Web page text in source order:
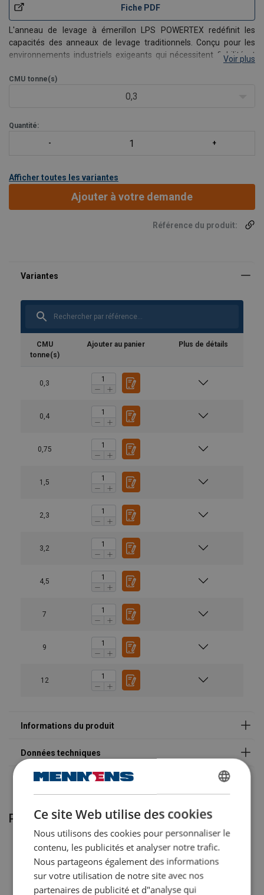
Fiche PDF
L'anneau de levage à émerillon LPS POWERTEX redéfinit les
capacités des anneaux de levage traditionnels. Conçu pour les
environnements industriels exigeants qui nécessitent fiabilité et
augmentation de 4,5 fois la Charge Maximal
Voir plus
CMU tonne(s)
0,3
Quantité:
Afficher toutes les variantes
Ajouter à votre demande
Référence du produit:
CMU
tonne(s)
Ajouter au panier Plus de détails
0,3
0,4
0,75
1,5
2,3
3,2
4,5
7
9
12
Latéral (non perpendiculaire à l'anneau)
180° dans le plan de l'anneau (+/- 90° par rapport à la
direction axiale)
Finition durable :
Conforme aux normes :
Fiabilité :
Manuels utilisateur
20240402.pdf
Produits associés
DUTCH
ENGLISH TRANSLATION
FRENCH
Ce site Web utilise des cookies
Nous utilisons des cookies pour personnaliser le
contenu, les publicités et analyser notre trafic.
Nous partageons également des informations
sur votre utilisation de notre site avec nos
partenaires de publicité et d"analyse qui